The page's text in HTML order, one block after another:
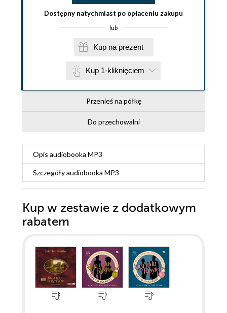
Dostępny natychmiast po opłaceniu zakupu
lub
Kup na prezent
Kup 1-kliknięciem
Przenieś na półkę
Do przechowalni
Opis audiobooka MP3
Szczegółyaudiobooka MP3
Kup w zestawie z dodatkowym
rabatem